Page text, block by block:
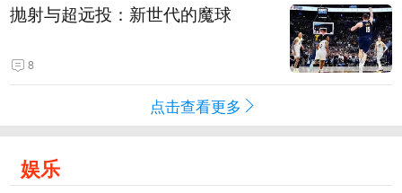
抛射与超远投：新世代的魔球
8
点击查看更多
娱乐